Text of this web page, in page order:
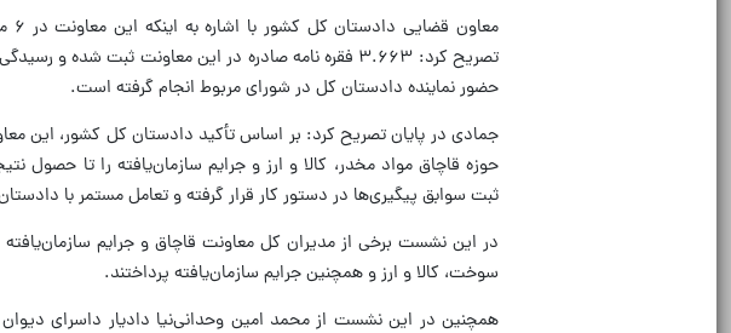
حضور نماینده دادستان کل در شورای مربوط انجام گرفته است.
جمادی در پایان تصریح کرد: بر اساس تأکید دادستان کل کشور، این
حوزه قاچاق مواد مخدر، کالا و ارز و جرایم سازمان‌یافته را تا حصول
ثبت سوابق پیگیری‌ها در دستور کار قرار گرفته و تعامل مستمر با
در این نشست برخی از مدیران کل معاونت قاچاق و جرایم سازمان‌یافته
سوخت، کالا و ارز و همچنین جرایم سازمان‌یافته پرداختند.